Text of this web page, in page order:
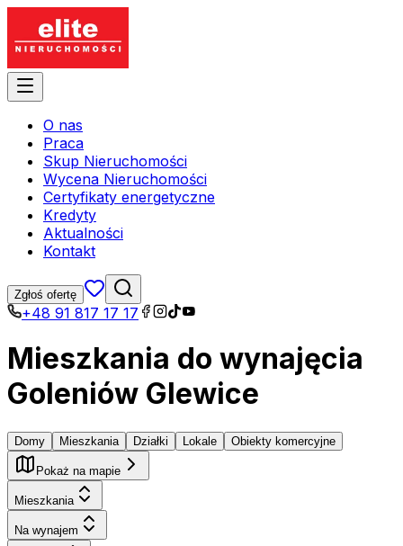
O nas
Praca
Skup Nieruchomości
Wycena Nieruchomości
Certyfikaty energetyczne
Kredyty
Aktualności
Kontakt
Zgłoś ofertę
+48 91 817 17 17
Mieszkania do wynajęcia
Goleniów Glewice
Domy Mieszkania Działki Lokale Obiekty komercyjne
Pokaż na mapie
Mieszkania
Na wynajem